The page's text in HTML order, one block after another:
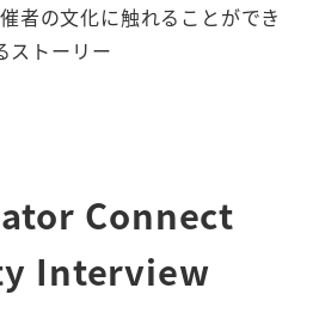
者の文化に触れることができ
ストーリー
Connect
Interview